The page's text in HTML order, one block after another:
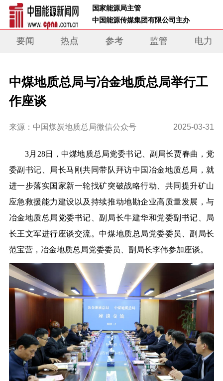
国家能源局主管
中国能源传媒集团有限公司主办
要闻 热点 参考 监管 电力
中煤地质总局与冶金地质总局举行工
作座谈
来源：中国煤炭地质总局微信公众号 2025-03-31
3月28日，中煤地质总局党委书记、副局长贾春曲，党
委副书记、局长马刚共同带队拜访中国冶金地质总局，就
进一步落实国家新一轮找矿突破战略行动、共同提升矿山
应急救援能力建设以及持续推动地勘企业高质量发展，与
冶金地质总局党委书记、副局长牛建华和党委副书记、局
长王文军进行座谈交流。中煤地质总局党委委员、副局长
范宝营，冶金地质总局党委委员、副局长李伟参加座谈。